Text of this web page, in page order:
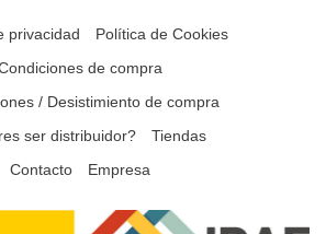
privacidad
Política de Cookies
de compra
/ Desistimiento de compra
ser distribuidor?
Tiendas
Contacto
Empresa